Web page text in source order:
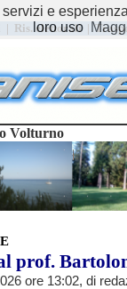
| Ris. elettorali |
Volturno
prof.
ore 13:02, di
e
loro uso